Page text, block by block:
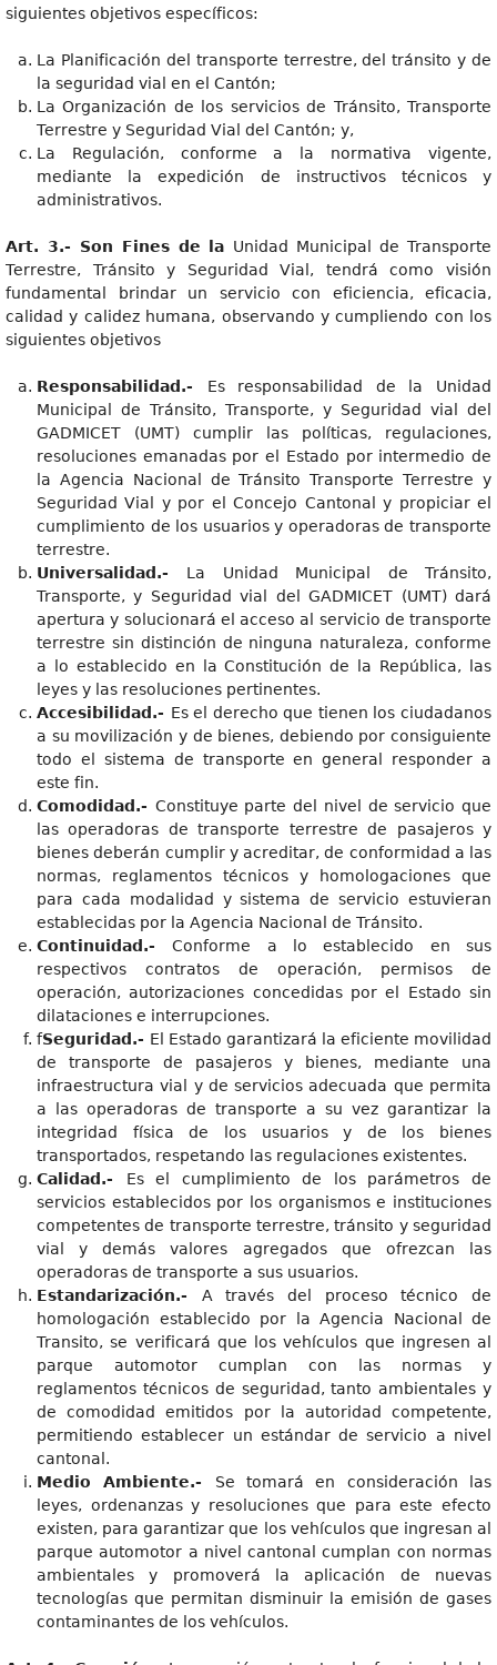
siguientes objetivos específicos:
La Planificación del transporte terrestre, del tránsito y de
la seguridad vial en el Cantón;
La Organización de los servicios de Tránsito, Transporte
Terrestre y Seguridad Vial del Cantón; y,
La Regulación, conforme a la normativa vigente,
mediante la expedición de instructivos técnicos y
administrativos.
Art. 3.- Son Fines de la Unidad Municipal de Transporte
Terrestre, Tránsito y Seguridad Vial, tendrá como visión
fundamental brindar un servicio con eficiencia, eficacia,
calidad y calidez humana, observando y cumpliendo con los
siguientes objetivos
Responsabilidad.- Es responsabilidad de la Unidad
Municipal de Tránsito, Transporte, y Seguridad vial del
GADMICET (UMT) cumplir las políticas, regulaciones,
resoluciones emanadas por el Estado por intermedio de
la Agencia Nacional de Tránsito Transporte Terrestre y
Seguridad Vial y por el Concejo Cantonal y propiciar el
cumplimiento de los usuarios y operadoras de transporte
terrestre.
Universalidad.- La Unidad Municipal de Tránsito,
Transporte, y Seguridad vial del GADMICET (UMT) dará
apertura y solucionará el acceso al servicio de transporte
terrestre sin distinción de ninguna naturaleza, conforme
a lo establecido en la Constitución de la República, las
leyes y las resoluciones pertinentes.
Accesibilidad.- Es el derecho que tienen los ciudadanos
a su movilización y de bienes, debiendo por consiguiente
todo el sistema de transporte en general responder a
este fin.
Comodidad.- Constituye parte del nivel de servicio que
las operadoras de transporte terrestre de pasajeros y
bienes deberán cumplir y acreditar, de conformidad a las
normas, reglamentos técnicos y homologaciones que
para cada modalidad y sistema de servicio estuvieran
establecidas por la Agencia Nacional de Tránsito.
Continuidad.-Conforme a lo establecido en sus
respectivos contratos de operación, permisos de
operación, autorizaciones concedidas por el Estado sin
dilataciones e interrupciones.
fSeguridad.- El Estado garantizará la eficiente movilidad
de transporte de pasajeros y bienes, mediante una
infraestructura vial y de servicios adecuada que permita
a las operadoras de transporte a su vez garantizar la
integridad física de los usuarios y de los bienes
transportados, respetando las regulaciones existentes.
Calidad.- Es el cumplimiento de los parámetros de
servicios establecidos por los organismos e instituciones
competentes de transporte terrestre, tránsito y seguridad
vial y demás valores agregados que ofrezcan las
operadoras de transporte a sus usuarios.
Estandarización.- A través del proceso técnico de
homologación establecido por la Agencia Nacional de
Transito, se verificará que los vehículos que ingresen al
parque automotor cumplan con las normas y
reglamentos técnicos de seguridad, tanto ambientales y
de comodidad emitidos por la autoridad competente,
permitiendo establecer un estándar de servicio a nivel
cantonal.
Medio Ambiente.- Se tomará en consideración las
leyes, ordenanzas y resoluciones que para este efecto
existen, para garantizar que los vehículos que ingresan al
parque automotor a nivel cantonal cumplan con normas
ambientales y promoverá la aplicación de nuevas
tecnologías que permitan disminuir la emisión de gases
contaminantes de los vehículos.